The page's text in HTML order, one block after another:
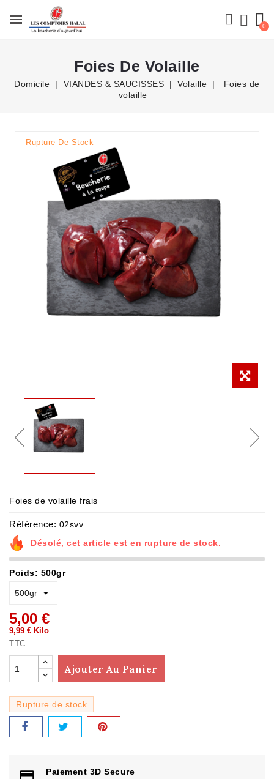
Foies De Volaille
Domicile VIANDES & SAUCISSES Volaille
Foies de
volaille
Rupture De Stock
Foies de volaille frais
Référence: 02svv
Désolé, cet article est en rupture de stock.
Poids: 500gr
5,00 €
9,99 € Kilo
TTC
Ajouter Au Panier
Rupture de stock
Paiement 3D Secure